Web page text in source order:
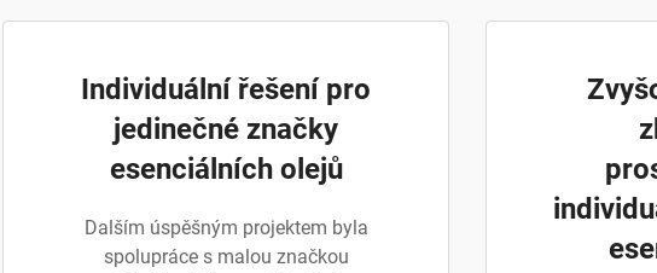
Individuální řešení pro
jedinečné značky
esenciálních olejů
Dalším úspěšným projektem byla
spolupráce s malou značkou